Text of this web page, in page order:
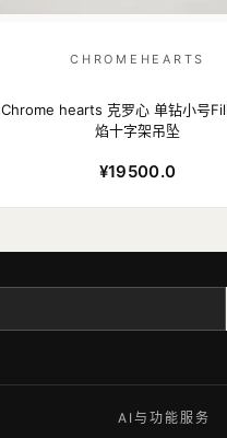
CHROMEHEARTS
Chrome hearts 克罗心 单钻小号
焰十字架吊坠
¥19500.0
AI与功能服务